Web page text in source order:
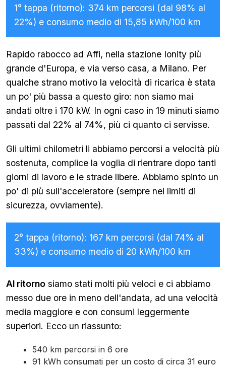
1° tappa (ritorno): 374 km percorsi (dal 98% al
22%) e consumo medio di 15,85 kWh/100 km
Rapido rabocco ad Affi, nella stazione Ionity più
grande d'Europa, e via verso casa, a Milano. Per
qualche strano motivo la velocità di ricarica è stata
un po' più bassa a questo giro: non siamo mai
andati oltre i 170 kW. In ogni caso in 19 minuti siamo
passati dal 22% al 74%, più ci quanto ci servisse.
Gli ultimi chilometri li abbiamo percorsi a velocità più
sostenuta, complice la voglia di rientrare dopo tanti
giorni di lavoro e le strade libere. Abbiamo spinto un
po' di più sull'acceleratore (sempre nei limiti di
sicurezza, ovviamente).
2° tappa (ritorno): 167 km percorsi (dal 74% al
33%) e consumo medio di 20 kWh/100 km
Al ritorno siamo stati molti più veloci e ci abbiamo
messo due ore in meno dell'andata, ad una velocità
media maggiore e con consumi leggermente
superiori. Ecco un riassunto:
540 km percorsi in 6 ore
91 kWh consumati per un costo di circa 31 euro